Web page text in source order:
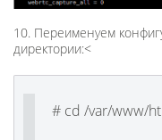
10. Переименуем
директории:<
# cd /var/www/